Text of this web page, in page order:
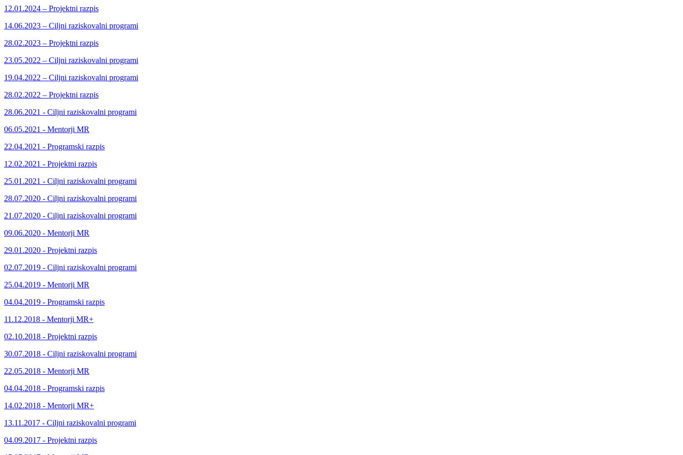
12.01.2024 – Projektni razpis
14.06.2023 – Ciljni raziskovalni programi
28.02.2023 – Projektni razpis
23.05.2022 – Ciljni raziskovalni programi
19.04.2022 – Ciljni raziskovalni programi
28.02.2022 – Projektni razpis
28.06.2021 - Ciljni raziskovalni programi
06.05.2021 - Mentorji MR
22.04.2021 - Programski razpis
12.02.2021 - Projektni razpis
25.01.2021 - Ciljni raziskovalni programi
28.07.2020 - Ciljni raziskovalni programi
21.07.2020 - Ciljni raziskovalni programi
09.06.2020 - Mentorji MR
29.01.2020 - Projektni razpis
02.07.2019 - Ciljni raziskovalni programi
25.04.2019 - Mentorji MR
04.04.2019 - Programski razpis
11.12.2018 - Mentorji MR+
02.10.2018 - Projektni razpis
30.07.2018 - Ciljni raziskovalni programi
22.05.2018 - Mentorji MR
04.04.2018 - Programski razpis
14.02.2018 - Mentorji MR+
13.11.2017 - Ciljni raziskovalni programi
04.09.2017 - Projektni razpis